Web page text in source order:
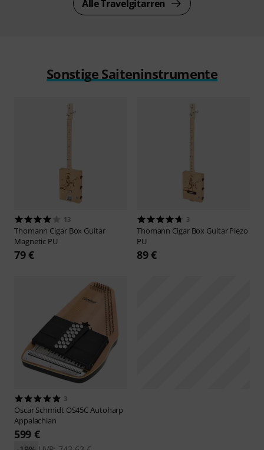
Alle Travelgitarren
Sonstige Saiteninstrumente
13
Thomann Cigar Box Guitar
Magnetic PU
79 €
3
Thomann Cigar Box Guitar Piezo
PU
89 €
3
Oscar Schmidt OS45C Autoharp
Appalachian
599 €